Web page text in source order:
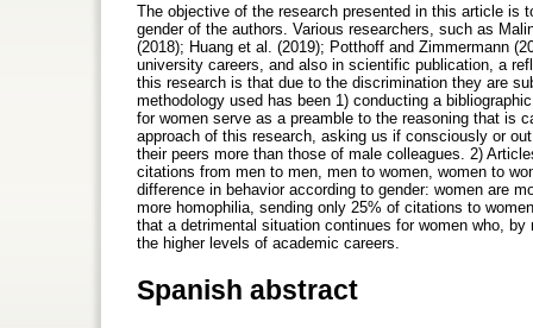
The objective of the research presented in this article is
gender of the authors. Various researchers, such as
(2018); Huang et al. (2019); Potthoff and Zimmermann
university careers, and also in scientific publication, a
this research is that due to the discrimination they are
methodology used has been 1) conducting a
for women serve as a preamble to the reasoning that is
approach of this research, asking us if consciously or
their peers more than those of male colleagues. 2)
citations from men to men, men to women, women to
difference in behavior according to gender: women are
more homophilia, sending only 25% of citations to
that a detrimental situation continues for women who,
the higher levels of academic careers.
Spanish abstract